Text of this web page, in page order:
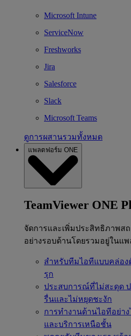
Microsoft Intune
ServiceNow
Freshworks
Jira
Salesforce
Slack
Microsoft Teams
ดูการผสานรวมทั้งหมด
แพลตฟอร์ม ONE
TeamViewer ONE
จัดการและเพิ่มประสิทธิภาพ
อย่างรอบด้านโดยรวมอยู่ในแ
สำหรับทีมไอทีแบบคล่อง
รุก
ประสบการณ์ที่ไม่สะดุด
รื่นและไม่หยุดชะงัก
การทำงานด้านไอทีอย่าง
และบริการเหนือชั้น